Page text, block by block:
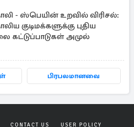
- ஸ்பெயின் உறவில் விரிசல்:
குடிமக்களுக்கு புதிய
கட்டுப்பாடுகள் அமுல்
பிரபலமானவை
CONTACT US USER POLICY